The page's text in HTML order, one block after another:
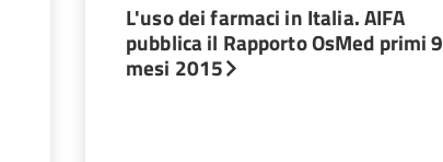
L'uso dei farmaci in Italia. AIFA
pubblica il Rapporto OsMed primi 9
mesi 2015